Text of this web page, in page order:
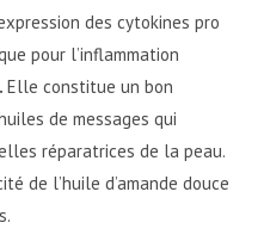
des cytokines pro
pour l’inflammation
Elle constitue un bon
de messages qui
réparatrices de la peau.
de l’huile d’amande douce